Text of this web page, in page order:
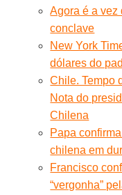
Agora é a vez
conclave
New York
dólares do
Chile. Tempo
Nota do
Chilena
Papa
chilena em
Francisco
“vergonha”